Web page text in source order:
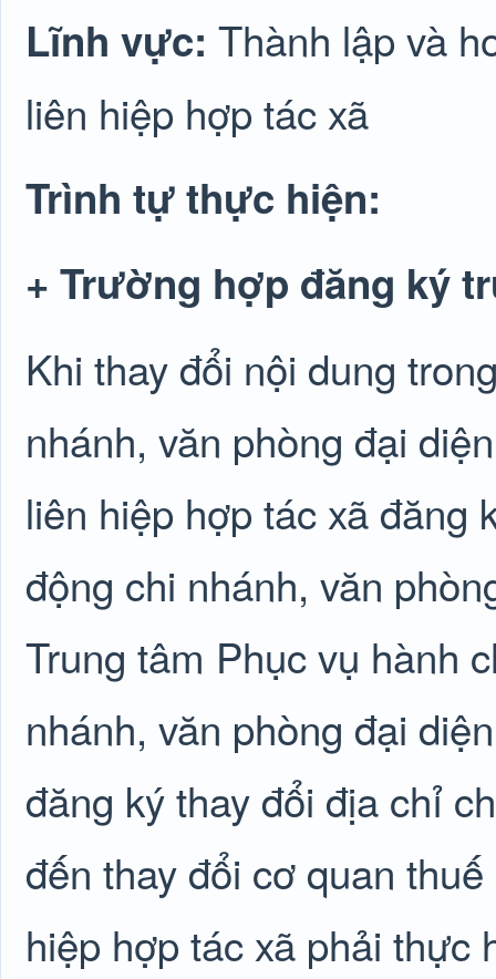
Lĩnh vực: Thành lập và
liên hiệp hợp tác xã
Trình tự thực hiện:
+ Trường hợp đăng ký
Khi thay đổi nội dung
nhánh, văn phòng đại
liên hiệp hợp tác xã đăng
động chi nhánh, văn
Trung tâm Phục vụ hành
nhánh, văn phòng đại
đăng ký thay đổi địa chỉ
đến thay đổi cơ quan
hiệp hợp tác xã phải thực